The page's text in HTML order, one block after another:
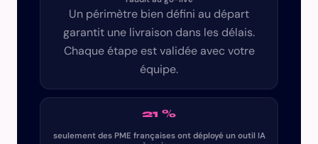
Un périmètre bien défini au départ
garantit une livraison dans les délais.
Chaque étape est validée avec votre
équipe.
21 %
seulement des PME françaises ont déployé un outil IA